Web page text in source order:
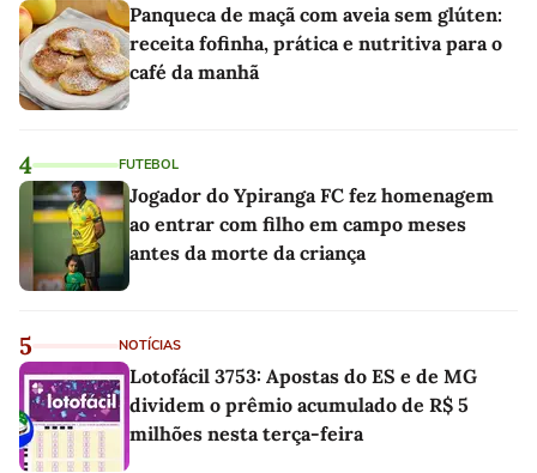
Panqueca de maçã com aveia sem glúten:
receita fofinha, prática e nutritiva para o
café da manhã
4 FUTEBOL
Jogador do Ypiranga FC fez homenagem
ao entrar com filho em campo meses
antes da morte da criança
5 NOTÍCIAS
Lotofácil 3753: Apostas do ES e de MG
dividem o prêmio acumulado de R$ 5
milhões nesta terça-feira